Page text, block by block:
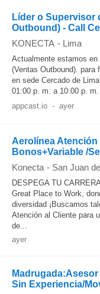
Líder o Supervisor
Outbound) - Call
KONECTA - Lima
Actualmente estamos en
(Ventas Outbound).
en sede Cercado de
01:00 p. m. a 10:00 p.
appcast.io - ayer
Aerolínea Atención
Bonos+Variable /
Konecta - San Juan
DESPEGA TU
Great Place to Work,
diversidad ¡Buscamos
Atención al Cliente para
de...
ayer
Sin Experiencia/